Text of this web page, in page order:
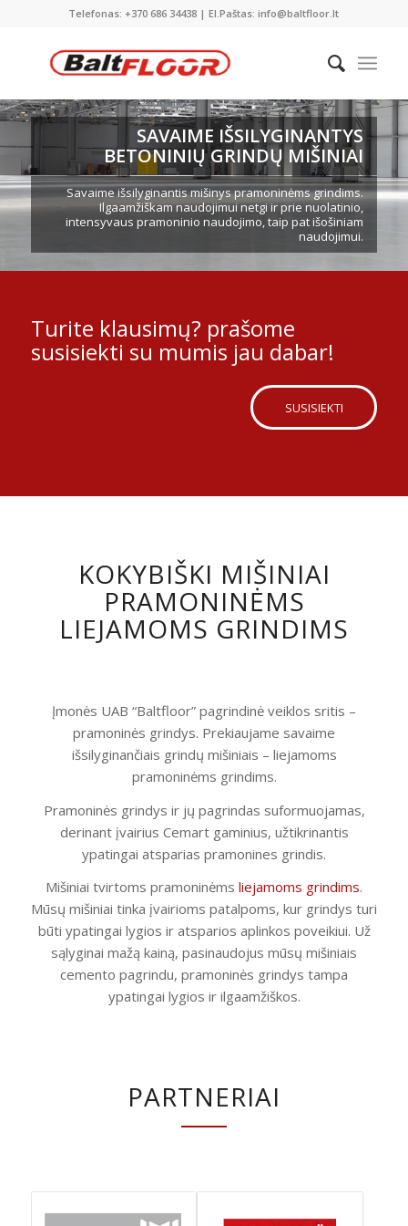
Telefonas: +370 686 34438 | El.Paštas: info@baltfloor.lt
SAVAIME IŠSILYGINANTYS
BETONINIŲ GRINDŲ MIŠINIAI
Savaime išsilyginantis mišinys pramoninėms grindims.
Ilgaamžiškam naudojimui netgi ir prie nuolatinio,
intensyvaus pramoninio naudojimo, taip pat išošiniam
naudojimui.
Turite klausimų? prašome
susisiekti su mumis jau dabar!
SUSISIEKTI
KOKYBIŠKI MIŠINIAI
PRAMONINĖMS
LIEJAMOMS GRINDIMS
Įmonės UAB “Baltfloor” pagrindinė veiklos sritis –
pramoninės grindys. Prekiaujame savaime
išsilyginančiais grindų mišiniais – liejamoms
pramoninėms grindims.
Pramoninės grindys ir jų pagrindas suformuojamas,
derinant įvairius Cemart gaminius, užtikrinantis
ypatingai atsparias pramonines grindis.
Mišiniai tvirtoms pramoninėms liejamoms grindims.
Mūsų mišiniai tinka įvairioms patalpoms, kur grindys turi
būti ypatingai lygios ir atsparios aplinkos poveikiui. Už
sąlyginai mažą kainą, pasinaudojus mūsų mišiniais
cemento pagrindu, pramoninės grindys tampa
ypatingai lygios ir ilgaamžiškos.
PARTNERIAI